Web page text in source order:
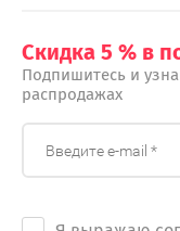
Скидка 5 % в
Подпишитесь и
распродажах